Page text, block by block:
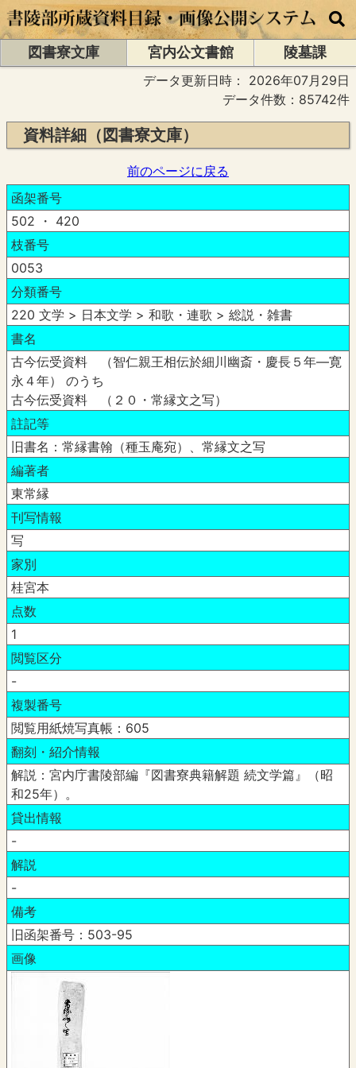
図書寮文庫 宮内公文書館
陵墓課
データ更新日時： 2026年07月29日
データ件数：85742件
資料詳細（図書寮文庫）
前のページに戻る
函架番号
502 ・ 420
枝番号
0053
分類番号
220 文学 > 日本文学 > 和歌・連歌 > 総説・雑書
書名
古今伝受資料 （智仁親王相伝於細川幽斎・慶長５年―寛
永４年） のうち
古今伝受資料 （２０・常縁文之写）
註記等
旧書名：常縁書翰（種玉庵宛）、常縁文之写
編著者
東常縁
刊写情報
写
家別
桂宮本
点数
1
閲覧区分
-
複製番号
閲覧用紙焼写真帳：605
翻刻・紹介情報
解説：宮内庁書陵部編『図書寮典籍解題 続文学篇』（昭
和25年）。
貸出情報
-
解説
-
備考
旧函架番号：503-95
画像